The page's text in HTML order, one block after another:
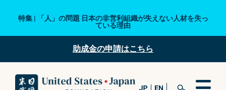
特集 | 「人」の問題 日本の非営利組織が失えない人材を失っ
ている理由
助成金の申請はこちら